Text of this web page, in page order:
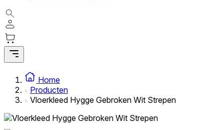
Home
Producten
Vloerkleed Hygge Gebroken Wit Strepen